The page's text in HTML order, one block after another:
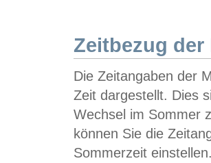
Zeitbezug der
Die Zeitangaben der
Zeit dargestellt. Dies
Wechsel im Sommer
können Sie die
Sommerzeit